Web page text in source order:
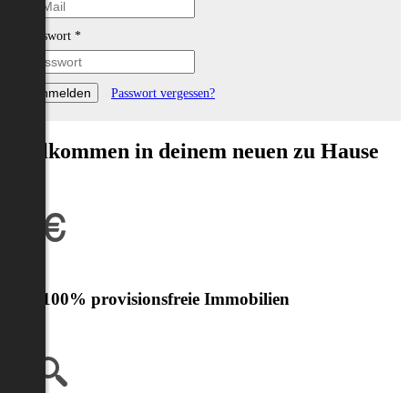
Passwort *
Passwort vergessen?
Willkommen in deinem neuen zu Hause
Nur 100% provisionsfreie Immobilien